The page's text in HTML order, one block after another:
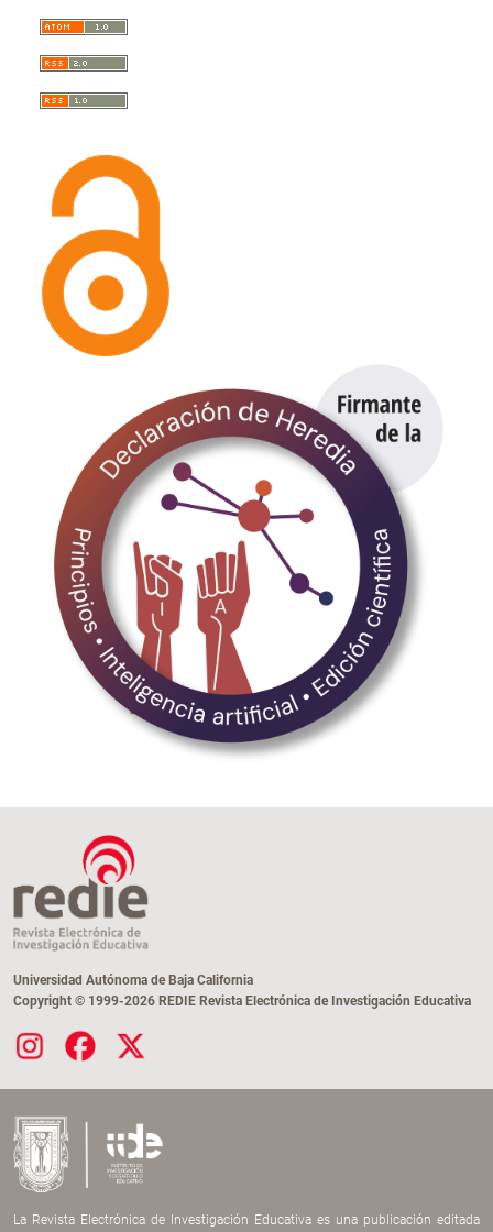
Universidad Autónoma de Baja California
Copyright © 1999-2026 REDIE Revista Electrónica de Investigación Educativa
La Revista Electrónica de Investigación Educativa es una publicación editada